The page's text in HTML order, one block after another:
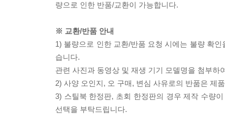
량으로 인한 반품/교환이 가능합니다.
※ 교환/반품 안내
1) 불량으로 인한 교환/반품 요청 시에는 불량 확
습니다.
관련 사진과 동영상 및 재생 기기 모델명을 첨부하
2) 사양 오인지, 오 구매, 변심 사유로의 반품은 제
3) 스틸북 한정판, 초회 한정판의 경우 제작 수량
선택을 부탁드립니다.